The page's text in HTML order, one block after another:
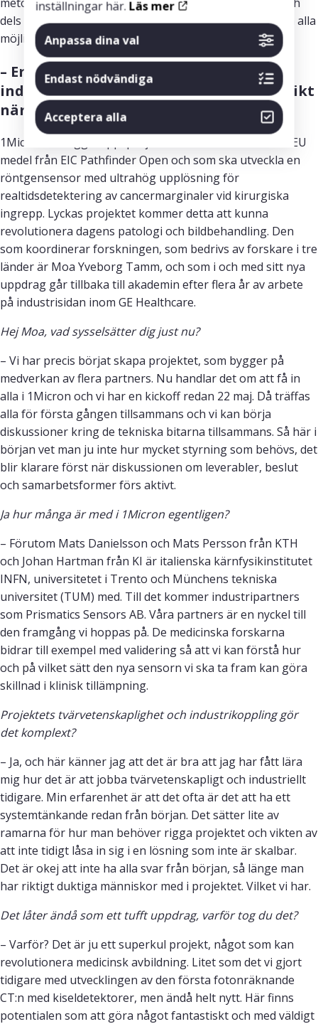
dels att använda min kunskap i tillämpade projekt inom alla
möjliga olika ämnen – ungefär som i den här tjänsten.
– Erfarenhet från tvärvetenskap och
industri ger Moa Yveborg Tamm tillförsikt
när EU-projektet 1Micron drar igång.
1Micron är flaggskeppsprojektet som finansieras med EU
medel från EIC Pathfinder Open och som ska utveckla en
röntgensensor med ultrahög upplösning för
realtidsdetektering av cancermarginaler vid kirurgiska
ingrepp. Lyckas projektet kommer detta att kunna
revolutionera dagens patologi och bildbehandling. Den
som koordinerar forskningen, som bedrivs av forskare i tre
länder är Moa Yveborg Tamm, och som i och med sitt nya
uppdrag går tillbaka till akademin efter flera år av arbete
på industrisidan inom GE Healthcare.
Hej Moa, vad sysselsätter dig just nu?
– Vi har precis börjat skapa projektet, som bygger på
medverkan av flera partners. Nu handlar det om att få in
alla i 1Micron och vi har en kickoff redan 22 maj. Då träffas
alla för första gången tillsammans och vi kan börja
diskussioner kring de tekniska bitarna tillsammans. Så här i
början vet man ju inte hur mycket styrning som behövs, det
blir klarare först när diskussionen om leverabler, beslut
och samarbetsformer förs aktivt.
Ja hur många är med i 1Micron egentligen?
– Förutom Mats Danielsson och Mats Persson från KTH
och Johan Hartman från KI är italienska kärnfysikinstitutet
INFN, universitetet i Trento och Münchens tekniska
universitet (TUM) med. Till det kommer industripartners
som Prismatics Sensors AB. Våra partners är en nyckel till
den framgång vi hoppas på. De medicinska forskarna
bidrar till exempel med validering så att vi kan förstå hur
och på vilket sätt den nya sensorn vi ska ta fram kan göra
skillnad i klinisk tillämpning.
Projektets tvärvetenskaplighet och industrikoppling gör
det komplext?
– Ja, och här känner jag att det är bra att jag har fått lära
mig hur det är att jobba tvärvetenskapligt och industriellt
tidigare. Min erfarenhet är att det ofta är det att ha ett
systemtänkande redan från början. Det sätter lite av
ramarna för hur man behöver rigga projektet och vikten av
att inte tidigt låsa in sig i en lösning som inte är skalbar.
Det är okej att inte ha alla svar från början, så länge man
har riktigt duktiga människor med i projektet. Vilket vi har.
Det låter ändå som ett tufft uppdrag, varför tog du det?
– Varför? Det är ju ett superkul projekt, något som kan
revolutionera medicinsk avbildning. Litet som det vi gjort
tidigare med utvecklingen av den första fotonräknande
CT:n med kiseldetektorer, men ändå helt nytt. Här finns
potentialen som att göra något fantastiskt och med väldigt
inställningar här. Läs mer
Anpassa dina val
Endast nödvändiga
Acceptera alla